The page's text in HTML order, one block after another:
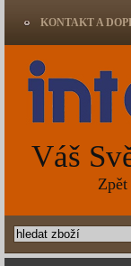
KONTAKT A
Váš